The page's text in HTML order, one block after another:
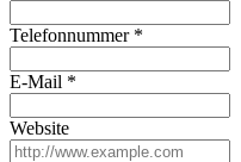
Telefonnummer *
E-Mail *
Website